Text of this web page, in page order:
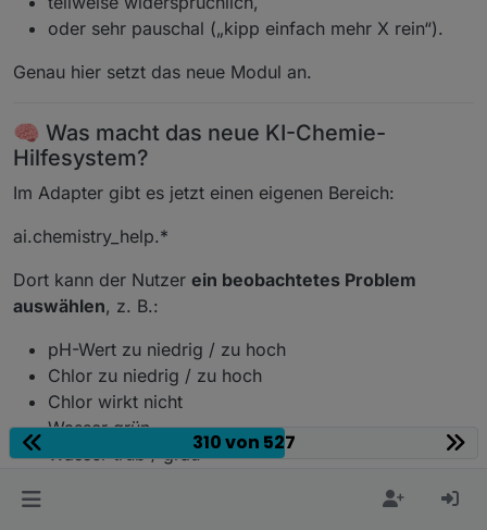
oder sehr pauschal („kipp einfach mehr X rein“).
Genau hier setzt das neue Modul an.
🧠 Was macht das neue KI-Chemie-
Hilfesystem?
Im Adapter gibt es jetzt einen eigenen Bereich:
ai.chemistry_help.*
Dort kann der Nutzer ein beobachtetes Problem
auswählen, z. B.:
pH-Wert zu niedrig / zu hoch
Chlor zu niedrig / zu hoch
Chlor wirkt nicht
Wasser grün
Wasser trüb / grau310 von 527